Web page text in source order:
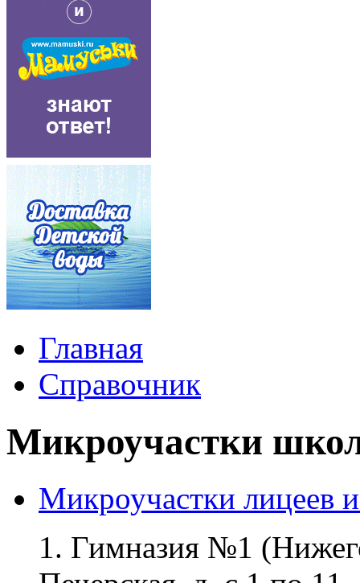
Главная
Справочник
Микроучастки
Микроучастки лицеев
1. Гимназия №1